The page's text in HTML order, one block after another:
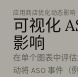
应用商店优化动态影响
可视化
影响
在单个图表中评
动将 ASO 事件（